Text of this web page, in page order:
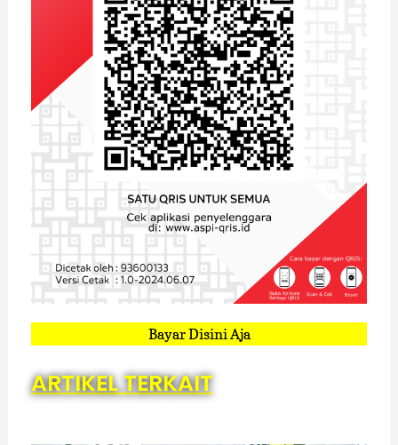
Bayar Disini Aja
ARTIKEL TERKAIT